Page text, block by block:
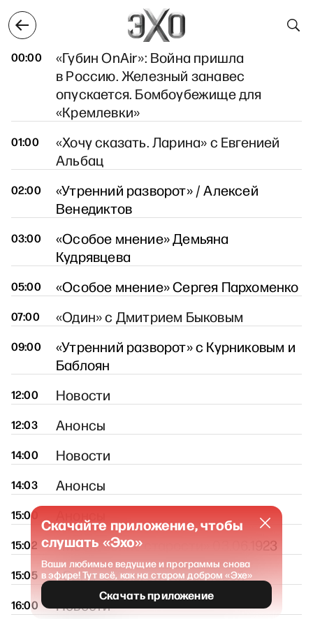
1 июня 3 июня
3 июня
00:00
«Губин OnAir»: Война пришла
в Россию. Железный занавес
опускается. Бомбоубежище для
«Кремлевки»
01:00
«Хочу сказать. Ларина» с Евгенией
Альбац
02:00
«Утренний разворот» / Алексей
Венедиктов
03:00
«Особое мнение» Демьяна
Кудрявцева
05:00 «Особое мнение» Сергея Пархоменко
07:00 «Один» с Дмитрием Быковым
09:00
«Утренний разворот» с Курниковым и
Баблоян
12:00 Новости
12:03 Анонсы
14:00 Новости
14:03 Анонсы
15:00
15:02 «Московские старости» 03.06.1923
15:05 «Одна» с Ольгой Журавлёвой
16:00 Новости
Скачайте приложение, чтобы
слушать «Эхо»
Ваши любимые ведущие и программы снова
в эфире! Тут всё, как на старом добром «Эхе»
Скачать приложение